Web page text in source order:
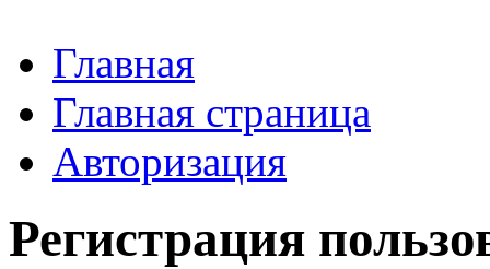
Главная
Главная страница
Авторизация
Регистрация